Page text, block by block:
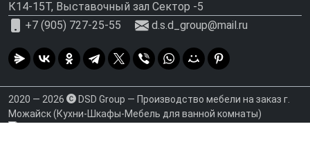
К14-15Т, Выставочный зал Сектор -5
+7 (905) 727-25-55
d.s.d_group@mail.ru
2020 — 2026
DSD Group — Производство мебели на заказ г.
Можайск (Кухни-Шкафы-Мебель для ванной комнаты)